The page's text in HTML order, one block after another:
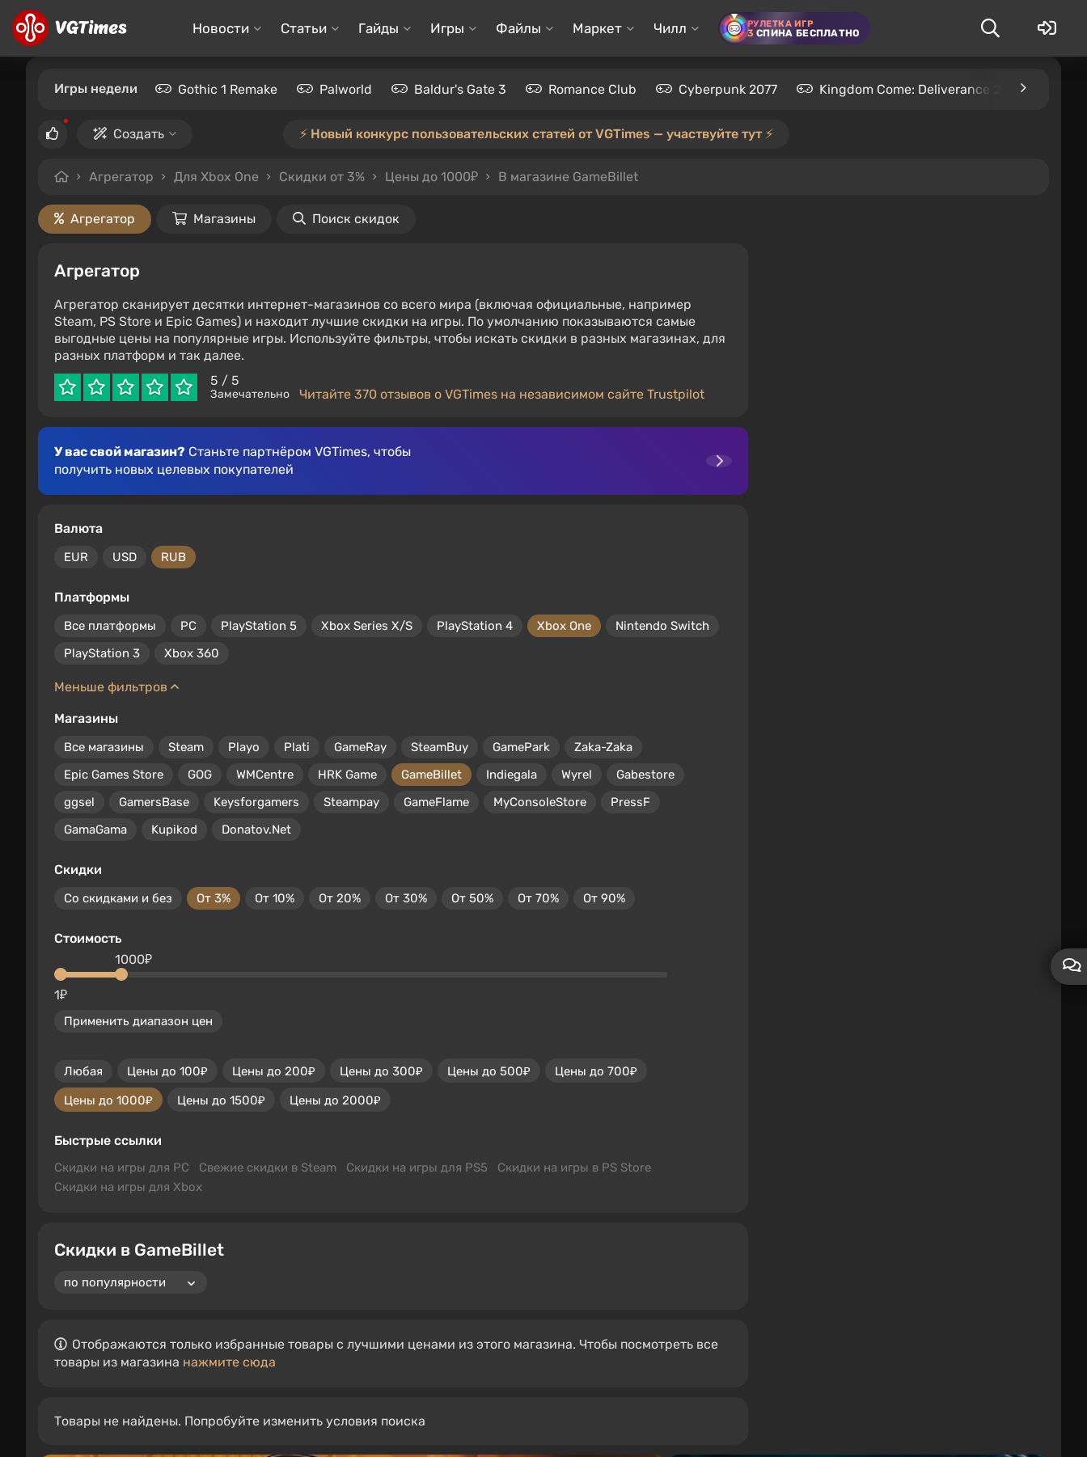
Новости Статьи Гайды Игры Файлы Маркет Чилл РУЛЕТКА ИГР
3 СПИНА БЕСПЛАТНО
Игры недели Gothic 1 Remake Palworld Baldur's Gate 3 Romance Club Cyberpunk 2077 Kingdom Come: Deliverance 2
Создать ⚡️ Новый конкурс пользовательских статей от VGTimes — участвуйте тут ⚡️
Агрегатор Для Xbox One Скидки от 3% Цены до 1000₽ В магазине GameBillet
Агрегатор Магазины Поиск скидок
Агрегатор
Агрегатор сканирует десятки интернет-магазинов со всего мира (включая официальные, например
Steam, PS Store и Epic Games) и находит лучшие скидки на игры. По умолчанию показываются самые
выгодные цены на популярные игры. Используйте фильтры, чтобы искать скидки в разных магазинах, для
разных платформ и так далее.
5 / 5
Замечательно Читайте 370 отзывов о VGTimes на независимом сайте Trustpilot
У вас свой магазин? Станьте партнёром VGTimes, чтобы
получить новых целевых покупателей
Валюта
EUR USD RUB
Платформы
Все платформы PC PlayStation 5 Xbox Series X/S PlayStation 4 Xbox One
Nintendo Switch
PlayStation 3
Xbox 360
Меньше фильтров
Магазины
Все магазины Steam Playo Plati GameRay SteamBuy GamePark
Zaka-Zaka
Epic Games Store
GOG WMCentre HRK Game GameBillet Indiegala Wyrel
Gabestore
ggsel
GamersBase Keysforgamers Steampay GameFlame MyConsoleStore
PressF
GamaGama
Kupikod Donatov.Net
Скидки
Со скидками и без От 3% От 10% От 20% От 30% От 50% От 70% От 90%
Стоимость
1₽
1000₽
Применить диапазон цен
Любая Цены до 100₽ Цены до 200₽ Цены до 300₽ Цены до 500₽
Цены до 700₽
Цены до 1000₽
Цены до 1500₽ Цены до 2000₽
Быстрые ссылки
Скидки на игры для PC Свежие скидки в Steam Скидки на игры для PS5
Скидки на игры в PS Store
Скидки на игры для Xbox
Скидки в GameBillet
Отображаются только избранные товары с лучшими ценами из этого магазина. Чтобы посмотреть все
товары из магазина нажмите сюда
Товары не найдены. Попробуйте изменить условия поиска